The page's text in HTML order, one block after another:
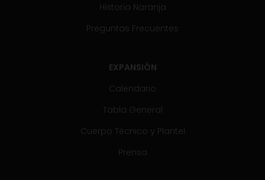
Historia Naranja
Preguntas Frecuentes
EXPANSIÓN
Calendario
Tabla General
Cuerpo Técnico y Plantel
Prensa